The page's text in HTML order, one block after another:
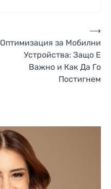
Оптимизация за Мобилни
Устройства: Защо Е
Важно и Как Да Го
Постигнем
⟶